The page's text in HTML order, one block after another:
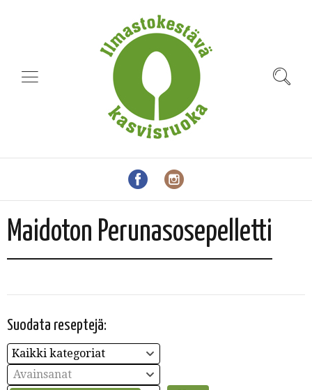
Maidoton Perunasosepelletti
Suodata reseptejä:
Kaikki kategoriat
Avainsanat